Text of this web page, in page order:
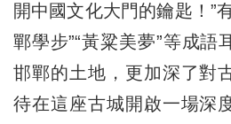
開中國文化大門的鑰匙！”
鄲學步”“黃粱美夢”等成語
邯鄲的土地，更加深了對
待在這座古城開啟一場深